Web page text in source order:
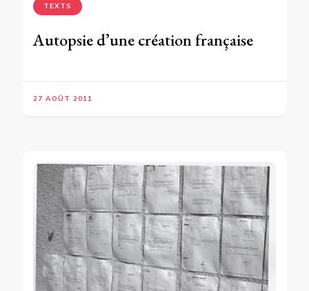
TEXTS
Autopsie d’une création française
27 AOÛT 2011